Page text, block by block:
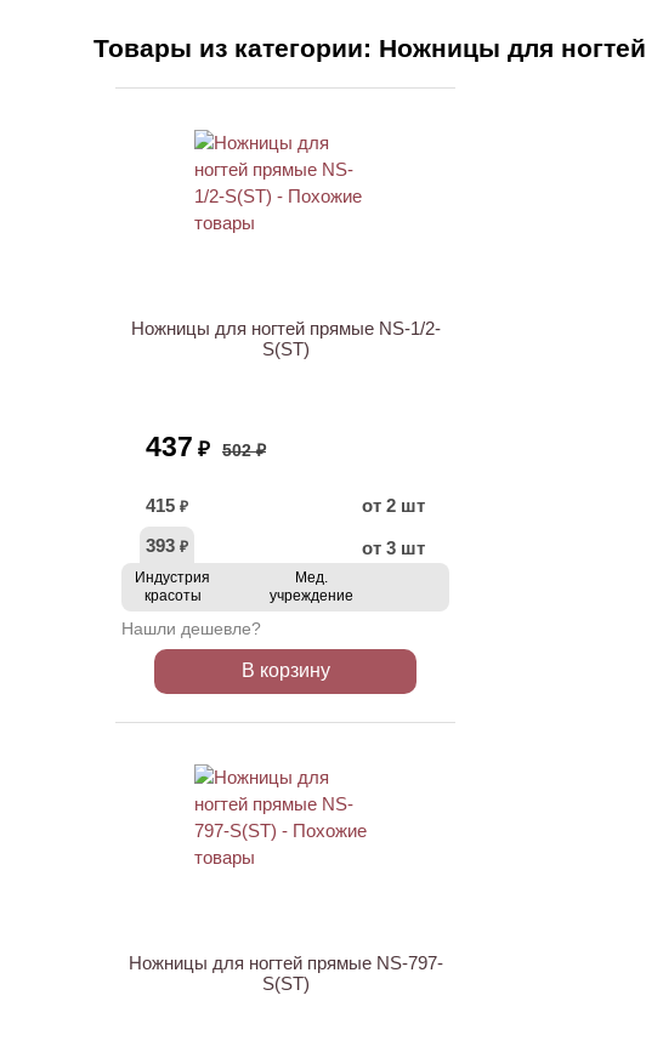
Товары из категории: Ножницы для ногтей
Ножницы для ногтей прямые NS-1/2-
S(ST)
437 ₽ 502 ₽
415 ₽
от 2 шт
393 ₽ от 3 шт
Индустрия
красоты
Мед.
учреждение
Нашли дешевле?
В корзину
Ножницы для ногтей прямые NS-797-
S(ST)